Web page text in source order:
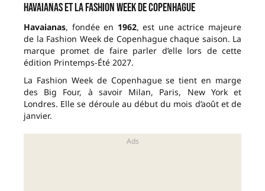
Havaianas et la Fashion Week de Copenhague
Havaianas, fondée en 1962, est une actrice majeure
de la Fashion Week de Copenhague chaque saison. La
marque promet de faire parler d’elle lors de cette
édition Printemps-Été 2027.
La Fashion Week de Copenhague se tient en marge
des Big Four, à savoir Milan, Paris, New York et
Londres. Elle se déroule au début du mois d’août et de
janvier.